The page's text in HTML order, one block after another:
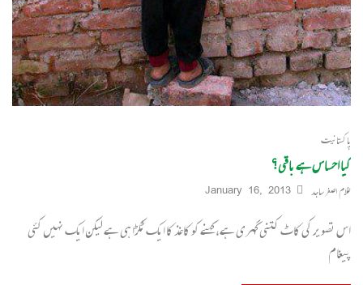
پاکستانیت
کیا احساس ہے باقی؟
غلام اصغر ساجد January 16, 2013
اس تصویر کی کاٹ کتنی گہری ہے، کہنے کو کاغذ کا ایک ٹکڑا ہی ہے لیکن ایک نہیں کئی
پیغام